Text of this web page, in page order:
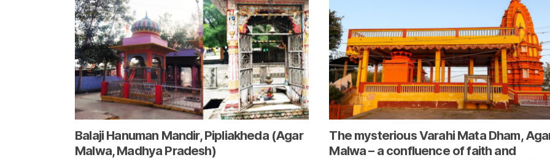
Balaji Hanuman Mandir, Pipliakheda (Agar
Malwa, Madhya Pradesh)
The mysterious Varahi Mata Dham,
Malwa – a confluence of faith and